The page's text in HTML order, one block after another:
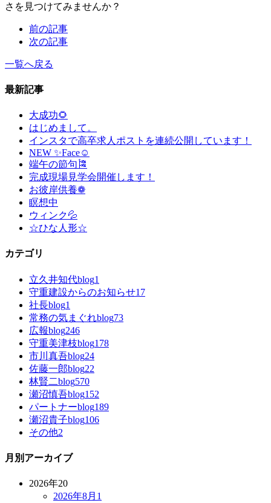
さを見つけてみませんか？
前の記事
次の記事
一覧へ戻る
最新記事
大成功🌻
はじめまして。
インスタで高卒求人ポストを連続公開しています！
NEW ✨Face☺
端午の節句🎏
完成現場見学会開催します！
お彼岸供養❁
瞑想中
ウィンク💦
☆ひな人形☆
カテゴリ
立久井知代blog1
守重建設からのお知らせ17
社長blog1
常務の気まぐれblog73
広報blog246
守重美津枝blog178
市川真吾blog24
佐藤一郎blog22
林賢二blog570
瀬沼慎吾blog152
パートナーblog189
瀬沼貴子blog106
その他2
月別アーカイブ
2026年20
2026年8月 1